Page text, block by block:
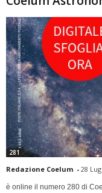
281
Redazione Coelum - 28
è online il numero 280 di